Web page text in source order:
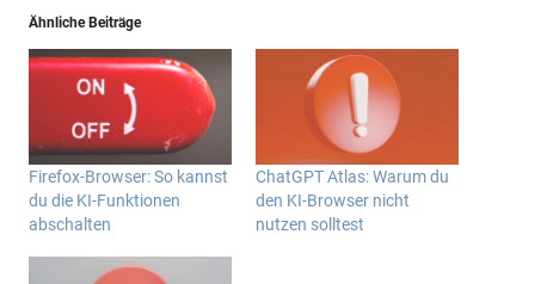
Ähnliche Beiträge
Firefox-Browser: So kannst
du die KI-Funktionen
abschalten
ChatGPT Atlas: Warum du
den KI-Browser nicht
nutzen solltest